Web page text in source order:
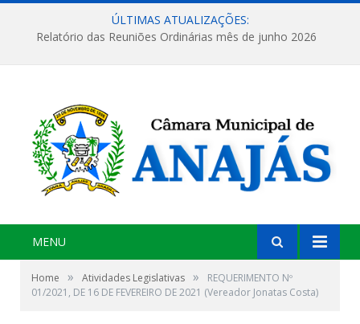
ÚLTIMAS ATUALIZAÇÕES:
Relatório das Reuniões Ordinárias mês de junho 2026
MENU
Home » Atividades Legislativas »
REQUERIMENTO Nº
01/2021, DE 16 DE FEVEREIRO DE 2021 (Vereador Jonatas Costa)